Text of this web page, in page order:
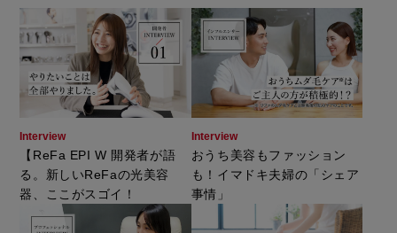
Interview
【ReFa EPI W 開発者が語
る。新しいReFaの光美容
器、ここがスゴイ！
Interview
おうち美容もファッション
も！イマドキ夫婦の「シェア
事情」